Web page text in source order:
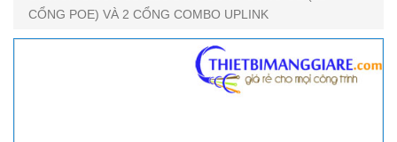
CỔNG POE) VÀ 2 CỔNG COMBO UPLINK